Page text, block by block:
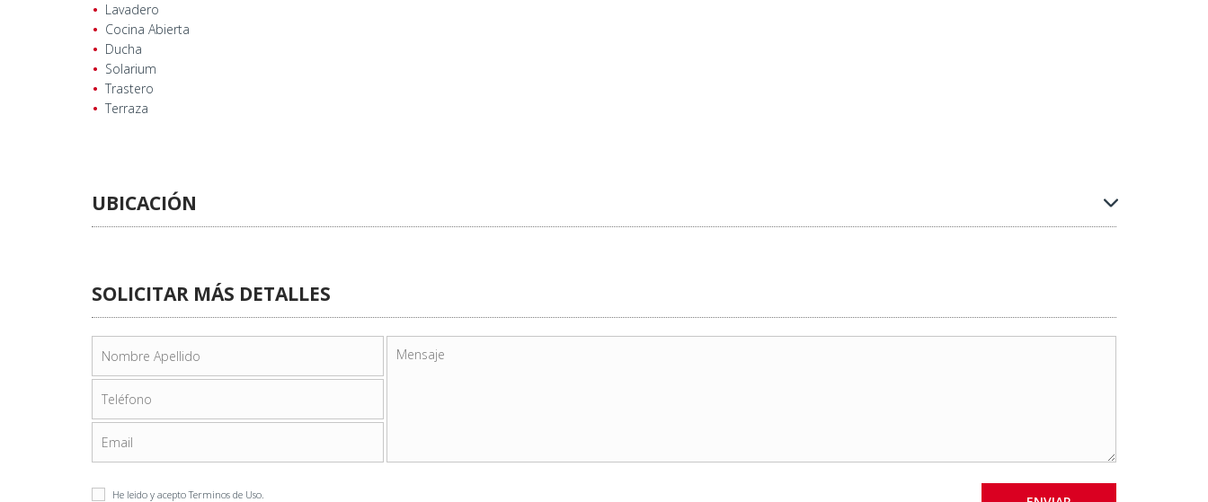
Lavadero
Cocina Abierta
Ducha
Solarium
Trastero
Terraza
UBICACIÓN
SOLICITAR MÁS DETALLES
He leido y aceptoTerminos de Uso.